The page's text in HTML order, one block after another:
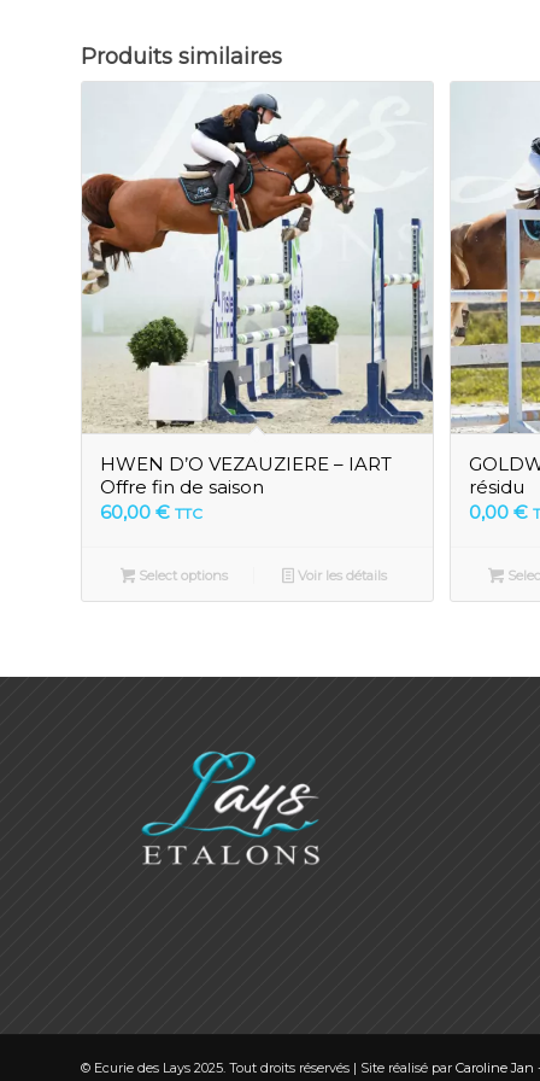
Produits similaires
HWEN D’O VEZAUZIERE – IART
Offre fin de saison
60,00 € TTC
Select options Voir les détails
résidu
0,00 €
© Ecurie des Lays 2025. Tout droits réservés | Site réalisé par Caroline Jan